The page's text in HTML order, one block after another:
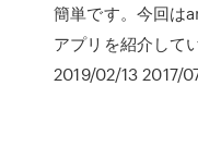
簡単です。今回は
アプリを紹介して
2019/02/13 2017/